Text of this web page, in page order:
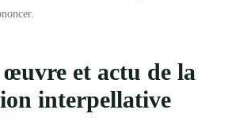
et actu de la
interpellative